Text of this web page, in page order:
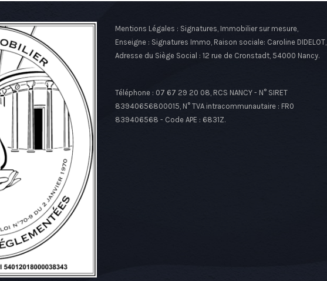
Mentions Légales : Signatures, Immobilier sur mesure,
Enseigne : Signatures Immo, Raison sociale: Caroline DIDELOT,
Adresse du Siège Social : 12 rue de Cronstadt, 54000 Nancy.
Téléphone : 07 67 29 20 08, RCS NANCY - N° SIRET
83940656800015, N° TVA intracommunautaire : FR0
839406568 - Code APE : 6831Z.